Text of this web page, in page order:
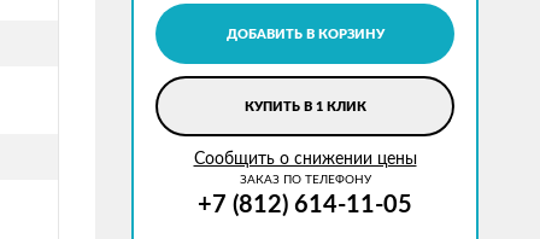
ДОБАВИТЬ В КОРЗИНУ
КУПИТЬ В 1 КЛИК
Сообщить о снижении цены
ЗАКАЗ ПО ТЕЛЕФОНУ
+7 (812) 614-11-05